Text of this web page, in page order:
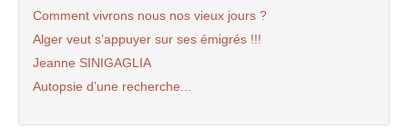
Comment vivrons nous nos vieux jours ?
Alger veut s’appuyer sur ses émigrés !!!
Jeanne SINIGAGLIA
Autopsie d’une recherche...